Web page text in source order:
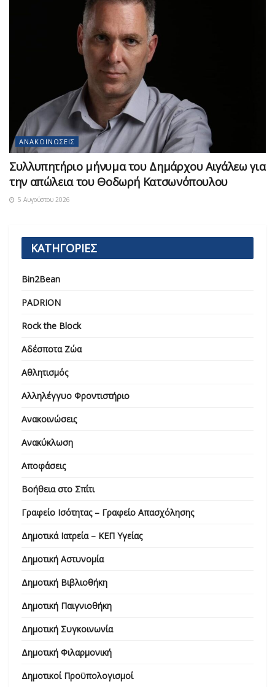
ΑΝΑΚΟΙΝΏΣΕΙΣ
Συλλυπητήριο μήνυμα του Δημάρχου Αιγάλεω για
την απώλεια του Θοδωρή Κατσωνόπουλου
5 Αυγούστου 2026
ΚΑΤΗΓΟΡΙΕΣ
Bin2Bean
PADRION
Rock the Block
Αδέσποτα Ζώα
Αθλητισμός
Αλληλέγγυο Φροντιστήριο
Ανακοινώσεις
Ανακύκλωση
Αποφάσεις
Βοήθεια στο Σπίτι
Γραφείο Ισότητας – Γραφείο Απασχόλησης
Δημοτικά Ιατρεία – ΚΕΠ Υγείας
Δημοτική Αστυνομία
Δημοτική Βιβλιοθήκη
Δημοτική Παιγνιοθήκη
Δημοτική Συγκοινωνία
Δημοτική Φιλαρμονική
Δημοτικοί Προϋπολογισμοί